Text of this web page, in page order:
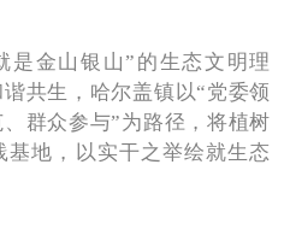
是金山银山”的生态文明理
共生，哈尔盖镇以“党委领
群众参与”为路径，将植树
地，以实干之举绘就生态